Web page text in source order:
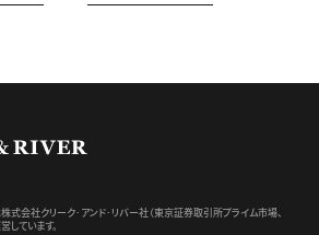
式会社クリーク･アンド･リバー社（東京証券取引所プライム市場、
しています。